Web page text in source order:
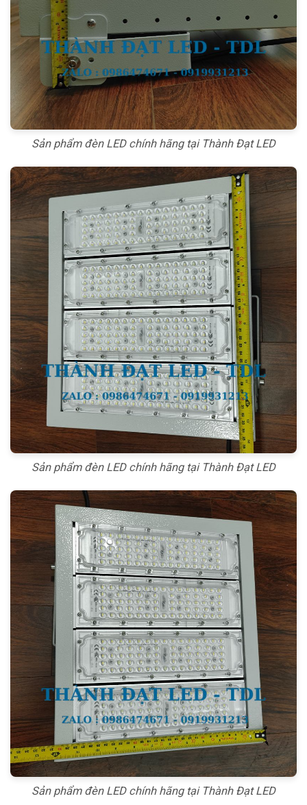
Sản phẩm đèn LED chính hãng tại Thành Đạt LED
Sản phẩm đèn LED chính hãng tại Thành Đạt LED
Sản phẩm đèn LED chính hãng tại Thành Đạt LED